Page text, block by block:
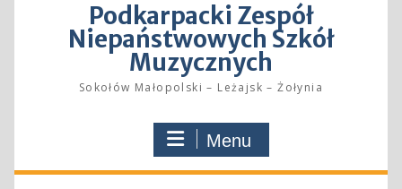
Podkarpacki Zespół
Niepaństwowych Szkół
Muzycznych
Sokołów Małopolski – Leżajsk – Żołynia
Menu